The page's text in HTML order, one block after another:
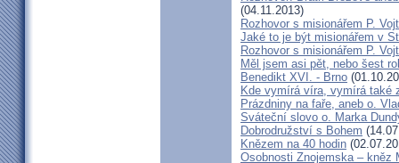
(04.11.2013)
Rozhovor s misionářem P.
Jaké to je být misionářem v
Rozhovor s misionářem P.
Měl jsem asi pět, nebo šest
Benedikt XVI. - Brno
Kde vymírá víra, vymírá také
Prázdniny na faře, aneb o.
Sváteční slovo o. Marka
Dobrodružství s Bohem
Knězem na 40 hodin
Osobnosti Znojemska – kněz